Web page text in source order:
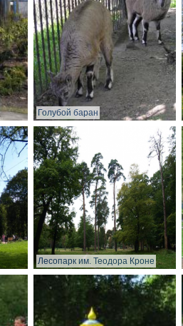
Голубой баран
Лесопарк им. Теодора Кроне